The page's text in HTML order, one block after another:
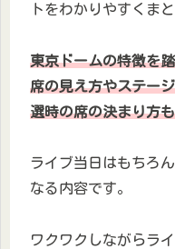
トをわかりやすくま
東京ドームの特徴を
席の見え方やステー
選時の席の決まり方
ライブ当日はもちろ
なる内容です。
ワクワクしながらラ